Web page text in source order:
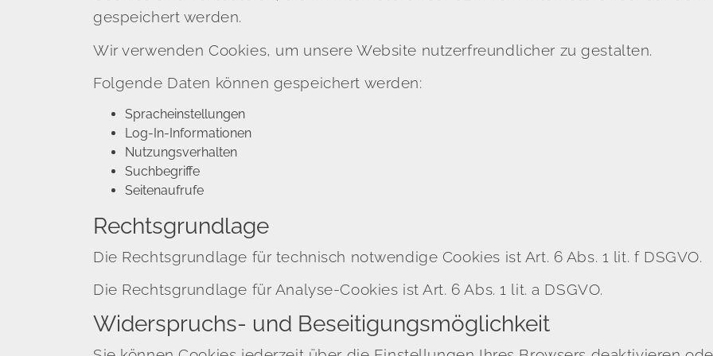
gespeichert werden.
Wir verwenden Cookies, um unsere Website nutzerfreundlicher zu gestalten.
Folgende Daten können gespeichert werden:
Spracheinstellungen
Log-In-Informationen
Nutzungsverhalten
Suchbegriffe
Seitenaufrufe
Rechtsgrundlage
Die Rechtsgrundlage für technisch notwendige Cookies ist Art. 6 Abs. 1 lit. f DSGVO.
Die Rechtsgrundlage für Analyse-Cookies ist Art. 6 Abs. 1 lit. a DSGVO.
Widerspruchs- und Beseitigungsmöglichkeit